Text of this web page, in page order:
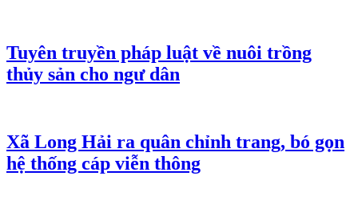
Tuyên truyền pháp luật về nuôi trồng
thủy sản cho ngư dân
Xã Long Hải ra quân chỉnh trang, bó gọn
hệ thống cáp viễn thông